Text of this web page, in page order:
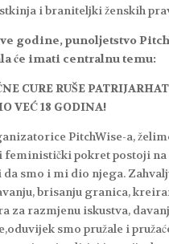
i braniteljki ženskih
godine, punoljetstvo
će imati centralnu temu:
CURE RUŠE
VEĆ 18 GODINA!
PitchWise-a,
feministički pokret postoji
smo i mi dio njega.
brisanju granica,
za razmjenu iskustva,
smo pružale i